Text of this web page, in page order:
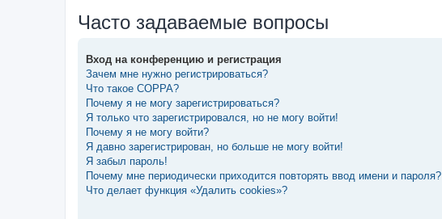
Часто задаваемые вопросы
Вход на конференцию и регистрация
Зачем мне нужно регистрироваться?
Что такое COPPA?
Почему я не могу зарегистрироваться?
Я только что зарегистрировался, но не могу войти!
Почему я не могу войти?
Я давно зарегистрирован, но больше не могу войти!
Я забыл пароль!
Почему мне периодически приходится повторять ввод имени и пароля?
Что делает функция «Удалить cookies»?